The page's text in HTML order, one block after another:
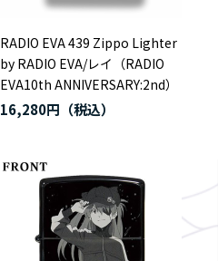
RADIO EVA 439 Zippo Lighter
by RADIO EVA/レイ（RADIO
EVA10th ANNIVERSARY:2nd）
16,280円